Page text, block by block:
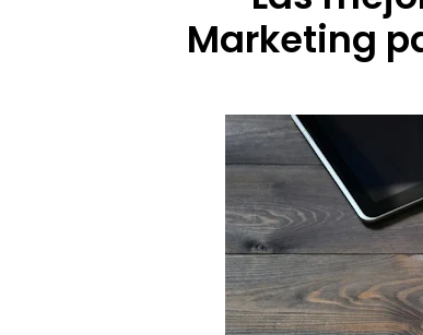
Marketing